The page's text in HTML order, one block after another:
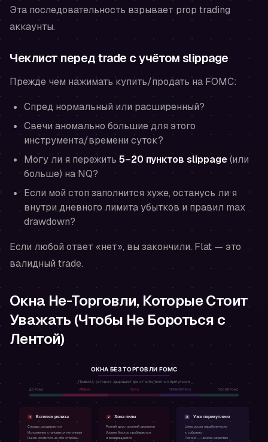
Эта последовательность взрывает prop trading
аккаунты.
Чеклист перед trade с учётом slippage
Прежде чем нажимать купить/продать на FOMC:
Спред нормальный или расширенный?
Свечи аномально большие для этого
инструмента/времени суток?
Могу ли я пережить 5–20 пунктов slippage(или
больше) на NQ?
Если мой стоп заполнится хуже, останусь ли я
внутри дневного лимита убытков и правил max
drawdown?
Если любой ответ «нет», вы закончили. Flat — это
валидный trade.
Окна Не-Торговли, Которые Стоит
Уважать (Чтобы Не Бороться с
Лентой)